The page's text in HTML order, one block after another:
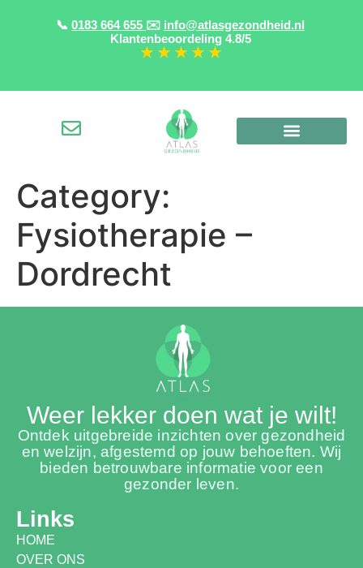
📞 0183 664 655 ✉️ info@atlasgezondheid.nl
Klantenbeoordeling 4.8/5
★ ★ ★ ★ ★
Category:
Fysiotherapie –
Dordrecht
Weer lekker doen wat je wilt!
Ontdek uitgebreide inzichten over gezondheid
en welzijn, afgestemd op jouw behoeften. Wij
bieden betrouwbare informatie voor een
gezonder leven.
Links
HOME
OVER ONS